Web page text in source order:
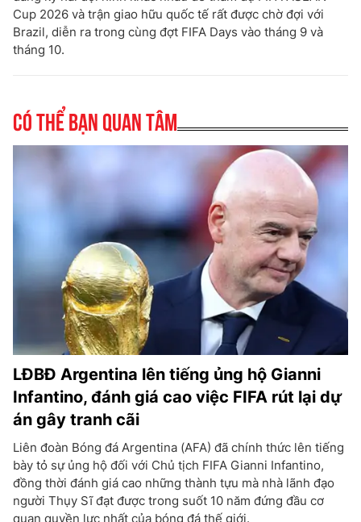
Cup 2026 và trận giao hữu quốc tế rất được chờ đợi với
Brazil, diễn ra trong cùng đợt FIFA Days vào tháng 9 và
tháng 10.
Có thể bạn quan tâm
LĐBĐ Argentina lên tiếng ủng hộ Gianni
Infantino, đánh giá cao việc FIFA rút lại dự
án gây tranh cãi
Liên đoàn Bóng đá Argentina (AFA) đã chính thức lên tiếng
bày tỏ sự ủng hộ đối với Chủ tịch FIFA Gianni Infantino,
đồng thời đánh giá cao những thành tựu mà nhà lãnh đạo
người Thụy Sĩ đạt được trong suốt 10 năm đứng đầu cơ
quan quyền lực nhất của bóng đá thế giới.